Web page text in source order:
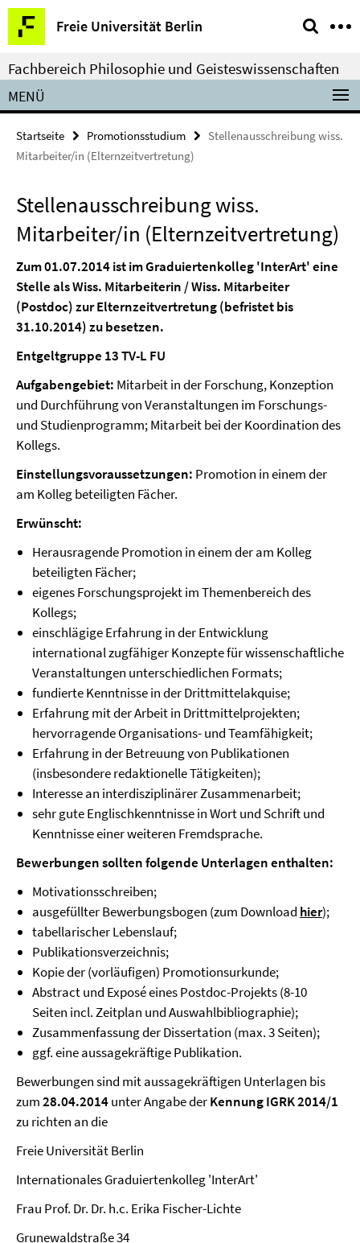
Springe
direkt
zu
Inhalt
Freie Universität Berlin
Service-
Navigation
Fachbereich Philosophie und Geisteswissenschaften
MENÜ
Startseite Promotionsstudium
Stellenausschreibung wiss.
Mitarbeiter/in (Elternzeitvertretung)
Stellenausschreibung wiss.
Mitarbeiter/in (Elternzeitvertretung)
Zum 01.07.2014 ist im Graduiertenkolleg 'InterArt' eine
Stelle alsWiss. Mitarbeiterin / Wiss. Mitarbeiter
(Postdoc) zur Elternzeitvertretung (befristet bis
31.10.2014) zu besetzen.
Entgeltgruppe 13 TV-L FU
Aufgabengebiet: Mitarbeit in der Forschung, Konzeption
und Durchführung von Veranstaltungen im Forschungs-
und Studienprogramm; Mitarbeit bei der Koordination des
Kollegs.
Einstellungsvoraussetzungen: Promotion in einem der
am Kolleg beteiligten Fächer.
Erwünscht:
Herausragende Promotion in einem der am Kolleg
beteiligten Fächer;
eigenes Forschungsprojekt im Themenbereich des
Kollegs;
einschlägige Erfahrung in der Entwicklung
international zugfähiger Konzepte für wissenschaftliche
Veranstaltungen unterschiedlichen Formats;
fundierte Kenntnisse in der Drittmittelakquise;
Erfahrung mit der Arbeit in Drittmittelprojekten;
hervorragende Organisations- und Teamfähigkeit;
Erfahrung in der Betreuung von Publikationen
(insbesondere redaktionelle Tätigkeiten);
Interesse an interdisziplinärer Zusammenarbeit;
sehr gute Englischkenntnisse in Wort und Schrift und
Kenntnisse einer weiteren Fremdsprache.
Bewerbungen sollten folgende Unterlagen enthalten:
Motivationsschreiben;
ausgefüllter Bewerbungsbogen (zum Download hier);
tabellarischer Lebenslauf;
Publikationsverzeichnis;
Kopie der (vorläufigen) Promotionsurkunde;
Abstract und Exposé eines Postdoc-Projekts (8-10
Seiten incl. Zeitplan und Auswahlbibliographie);
Zusammenfassung der Dissertation (max. 3 Seiten);
ggf. eine aussagekräftige Publikation.
Bewerbungen sind mit aussagekräftigen Unterlagen bis
zum28.04.2014unter Angabe derKennung IGRK 2014/1
zu richten an die
Freie Universität Berlin
Internationales Graduiertenkolleg 'InterArt'
Frau Prof. Dr. Dr. h.c. Erika Fischer-Lichte
Grunewaldstraße 34